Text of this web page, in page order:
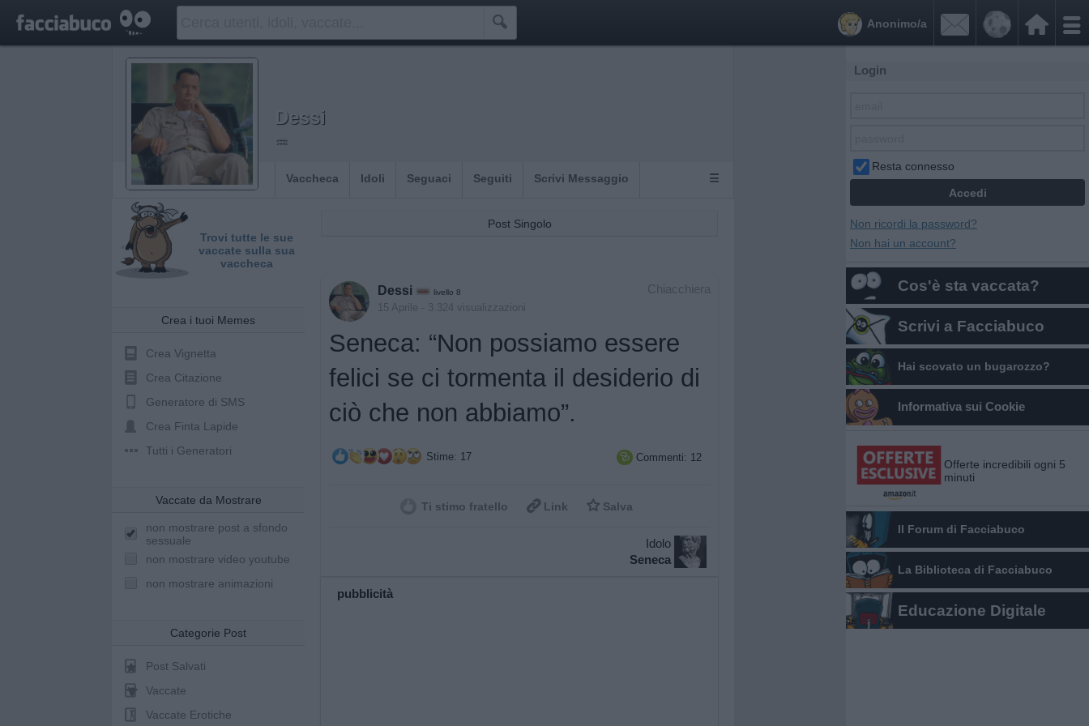
 

Anonimo/a
Dessi
♒
Vaccheca Idoli Seguaci Seguiti Scrivi Messaggio ☰
Trovi tutte le sue
vaccate sulla sua
vaccheca
Crea i tuoi Memes
Crea Vignetta
Crea Citazione
Generatore di SMS
Crea Finta Lapide
Tutti i Generatori
Vaccate da Mostrare
non mostrare post a sfondo
sessuale
non mostrare video youtube
non mostrare animazioni
Categorie Post
Post Salvati
Vaccate
Vaccate Erotiche
Post Singolo
Chiacchiera
Dessi livello 8
15 Aprile - 3.324 visualizzazioni
Seneca: “Non possiamo essere
felici se ci tormenta il desiderio di
ciò che non abbiamo”.
Stime: 17  Commenti: 12
Ti stimo fratello  Link  Salva
Idolo
Seneca
pubblicità
Login
Resta connesso
Non ricordi la password?
Non hai un account?
Cos'è sta vaccata?
Scrivi a Facciabuco
Hai scovato un bugarozzo?
Informativa sui Cookie
Offerte incredibili ogni 5
minuti
Il Forum di Facciabuco
La Biblioteca di Facciabuco
Educazione Digitale